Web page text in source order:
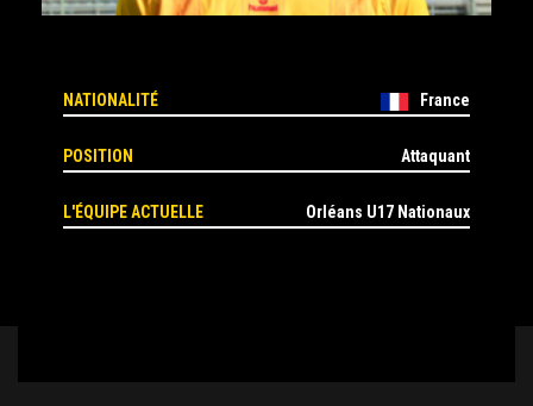
NATIONALITÉ France
POSITION Attaquant
L'ÉQUIPE ACTUELLE Orléans U17 Nationaux